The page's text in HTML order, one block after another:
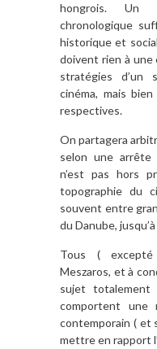
hongrois. Un
chronologique
historique et
doivent rien à une
stratégies d’un
cinéma, mais
respectives.
On partagera
selon une arrête
n’est pas hors
topographie du
souvent entre
du Danube,
Tous (
Meszaros, et à
sujet totalement
comportent une
contemporain ( et
mettre en rapport